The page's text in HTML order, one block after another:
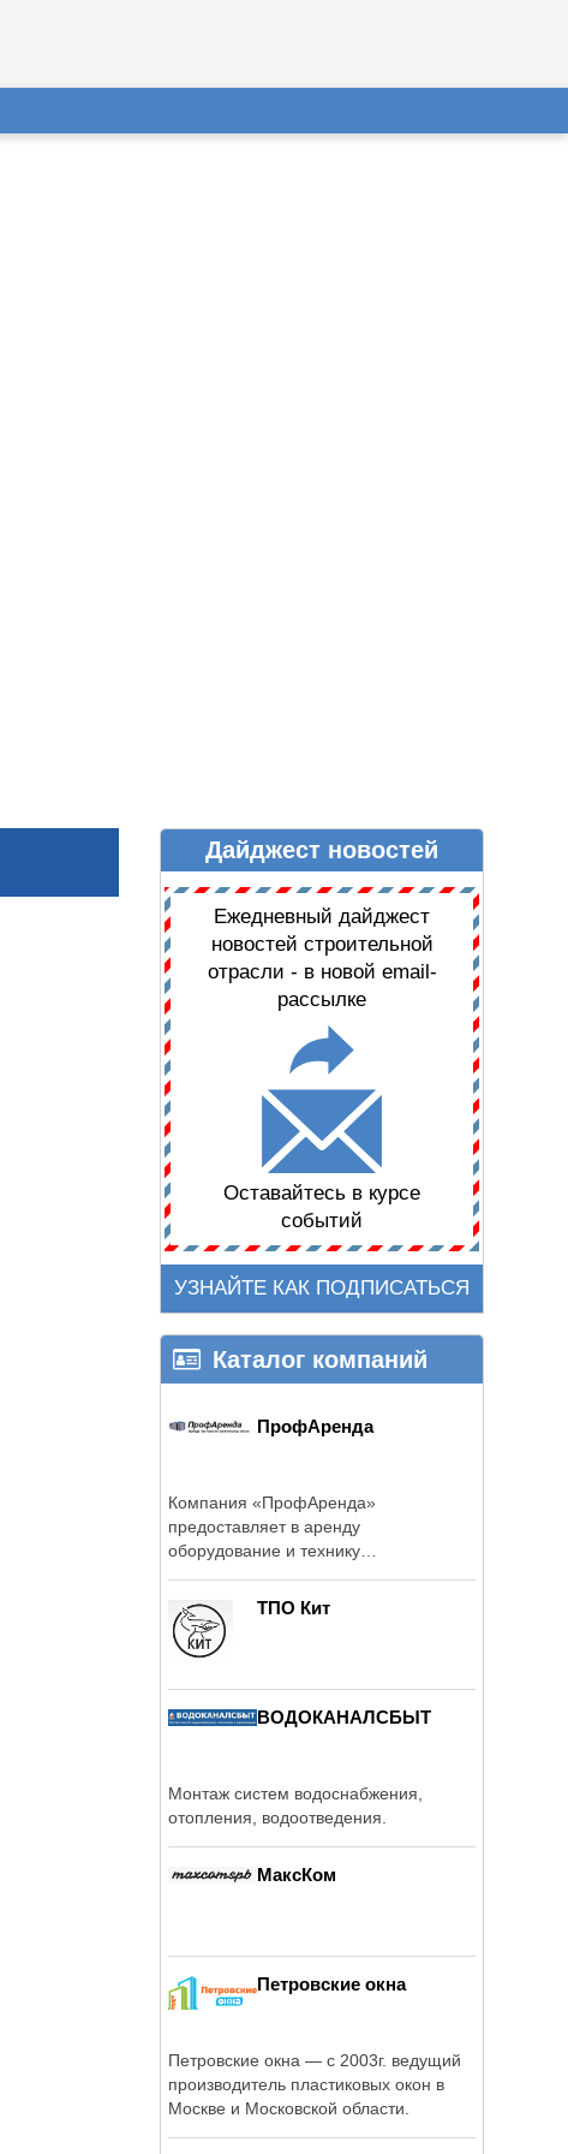
ДАЙДЖЕСТ НОВОСТЕЙДайджест новостей
Ежедневный дайджест
новостей строительной
отрасли - в новой email-
рассылке
Оставайтесь в курсе
событий
УЗНАЙТЕ КАК ПОДПИСАТЬСЯ
Каталог компаний
ПрофАренда
Компания «ПрофАренда»
предоставляет в аренду
оборудование и технику
ТПО Кит
ВОДОКАНАЛСБЫТ
Монтаж систем водоснабжения,
отопления, водоотведения.
МаксКом
Петровские окна
Петровские окна — с 2003г. ведущий
производитель пластиковых окон в
Москве и Московской области.